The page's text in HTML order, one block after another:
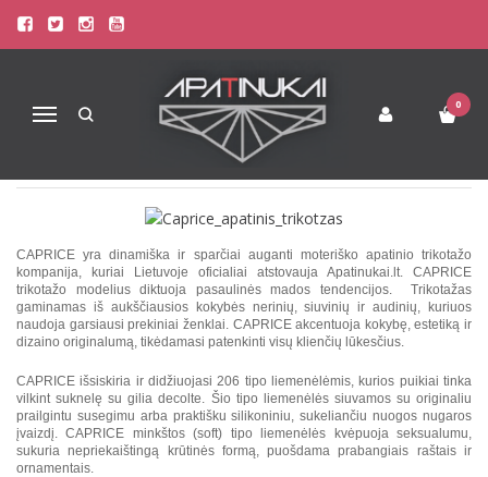
Navigacija
0
CAPRICE SUBTILUS, STILINGAS IR
ELEGANTIŠKAS APATINIS
TRIKOTAŽAS MOTERIM IR
MERGINOM
Skaitė 6572
CAPRICE yra dinamiška ir sparčiai auganti moteriško apatinio trikotažo
kompanija, kuriai Lietuvoje oficialiai atstovauja Apatinukai.lt. CAPRICE
trikotažo modelius diktuoja pasaulinės mados tendencijos. Trikotažas
gaminamas iš aukščiausios kokybės nerinių, siuvinių ir audinių, kuriuos
naudoja garsiausi prekiniai ženklai. CAPRICE akcentuoja kokybę, estetiką ir
dizaino originalumą, tikėdamasi patenkinti visų klienčių lūkesčius.
CAPRICE išsiskiria ir didžiuojasi 206 tipo liemenėlėmis, kurios puikiai tinka
vilkint suknelę su gilia decolte. Šio tipo liemenėlės siuvamos su originaliu
prailgintu susegimu arba praktišku silikoniniu, sukeliančiu nuogos nugaros
įvaizdį. CAPRICE minkštos (soft) tipo liemenėlės kvėpuoja seksualumu,
sukuria nepriekaištingą krūtinės formą, puošdama prabangiais raštais ir
ornamentais.